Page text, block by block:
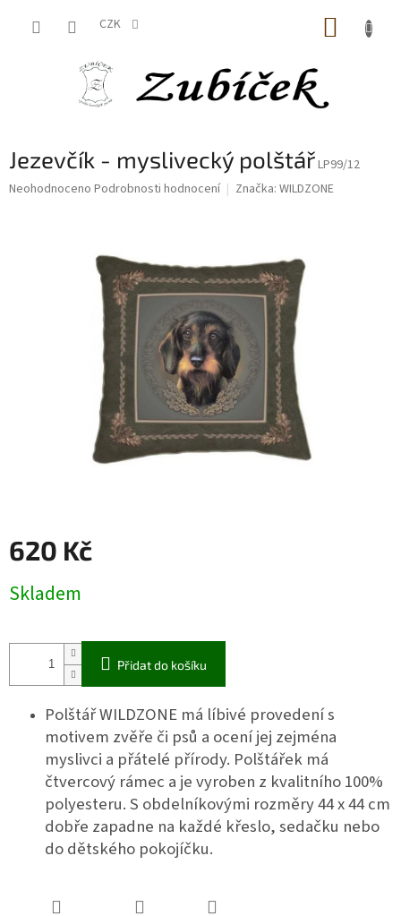
CZK
Jezevčík - myslivecký polštářLP99/12
Průměrné
Neohodnoceno Podrobnosti hodnocení Značka: WILDZONE
620 Kč
cena:
Skladem
Přidat do košíku
Polštář WILDZONE má líbivé provedení s
motivem zvěře či psů a ocení jej zejména
myslivci a přátelé přírody. Polštářek má
čtvercový rámec a je vyroben z kvalitního 100%
polyesteru. S obdelníkovými rozměry 44 x 44 cm
dobře zapadne na každé křeslo, sedačku nebo
do dětského pokojíčku.